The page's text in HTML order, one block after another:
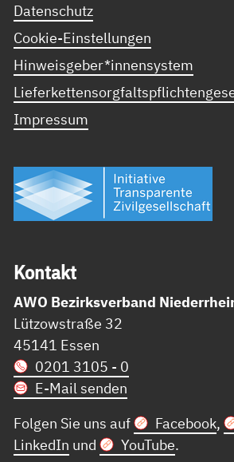
Datenschutz
Cookie-Einstellungen
Hinweisgeber*innensystem
Impressum
Kon­takt
AWO Bezirksverband
Lützowstraße 32
45141 Essen
0201 3105 - 0
E-Mail senden
Folgen Sie uns auf
Facebook,
LinkedIn und YouTube.